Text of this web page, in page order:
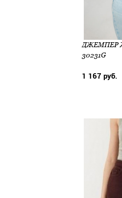
ДЖЕМПЕР
30231G
1 167 руб.